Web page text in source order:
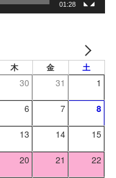
01:28
木 金 土
30 31 1
6 7 8
13 14 15
20 21 22